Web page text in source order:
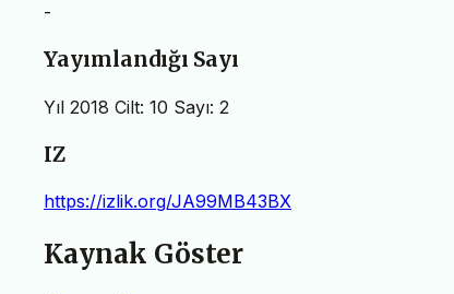
-
Yayımlandığı Sayı
Yıl 2018 Cilt: 10 Sayı: 2
IZ
https://izlik.org/JA99MB43BX
Kaynak Göster